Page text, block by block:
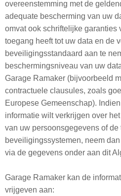
overeenstemming met de
adequate bescherming van uw
omvat ook schriftelijke garanties
toegang heeft tot uw data en de
beveiligingsstandaard aan te
beschermingsniveau van uw
Garage Ramaker (bijvoorbeeld
contractuele clausules, zoals
Europese Gemeenschap).
informatie wilt verkrijgen over
van uw persoonsgegevens of de
beveiligingssystemen, neem
via de gegevens onder aan dit
Garage Ramaker kan de
vrijgeven aan: